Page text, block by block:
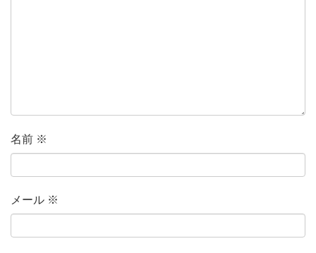
名前 ※
メール ※